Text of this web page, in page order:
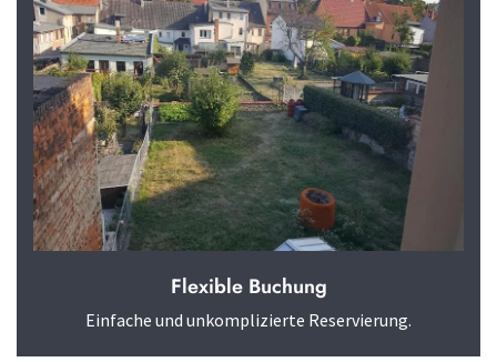
Flexible Buchung
Einfache und unkomplizierte Reservierung.